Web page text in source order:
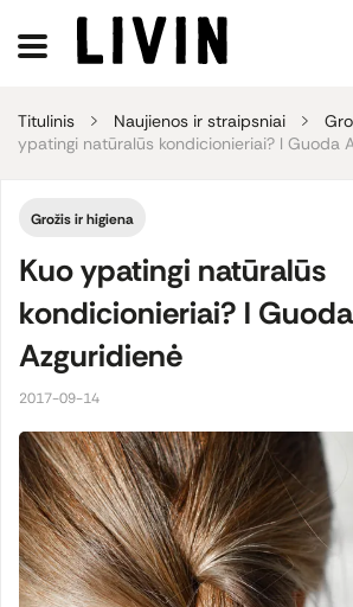
Titulinis Naujienos ir straipsniai
ypatingi natūralūs kondicionieriai? l Guoda
Grožis ir higiena
Kuo ypatingi natūralūs
kondicionieriai? l Guoda
Azguridienė
2017-09-14